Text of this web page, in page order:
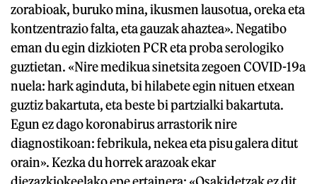
zorabioak, buruko mina, ikusmen lausotua, oreka eta
kontzentrazio falta, eta gauzak ahaztea». Negatibo
eman du egin dizkioten PCR eta proba serologiko
guztietan. «Nire medikua sinetsita zegoen COVID-19a
nuela: hark aginduta, bi hilabete egin nituen etxean
guztiz bakartuta, eta beste bi partzialki bakartuta.
Egun ez dago koronabirus arrastorik nire
diagnostikoan: febrikula, nekea eta pisu galera ditut
orain». Kezka du horrek arazoak ekar
diezazkiokeelako epe ertainera: «Osakidetzak ez dit